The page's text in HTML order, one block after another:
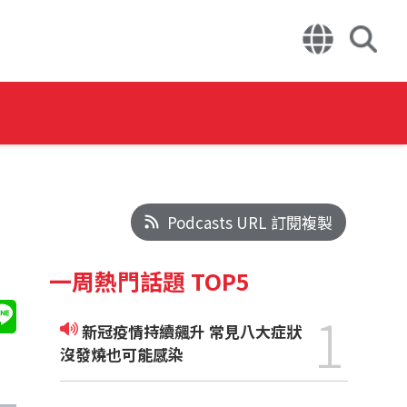
Podcasts URL 訂閱複製
一周熱門話題 TOP5
新冠疫情持續飆升 常見八大症狀
沒發燒也可能感染
1